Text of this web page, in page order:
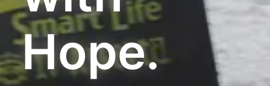
Hope.